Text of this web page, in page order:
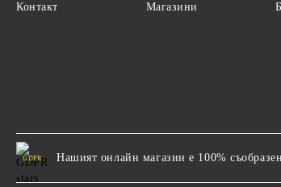
Контакт Магазини
GDPR Нашият онлайн магазин е 100%